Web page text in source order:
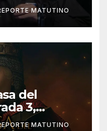
MATUTINO
del
3,
muere y
MATUTINO